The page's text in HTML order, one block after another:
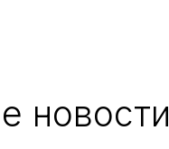
новости